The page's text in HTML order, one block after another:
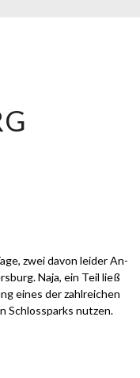
zwei davon leider An-
Naja, ein Teil ließ
eines der zahlreichen
Schlossparks nutzen.